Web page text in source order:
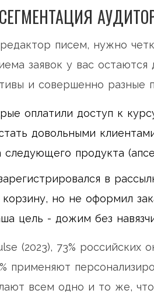
писем, нужно
заявок у вас
и совершенно разные
оплатили доступ к
довольными
продукта
в
но не оформил
цель - дожим без
(2023), 73% российских
применяют
всем одно и то же,